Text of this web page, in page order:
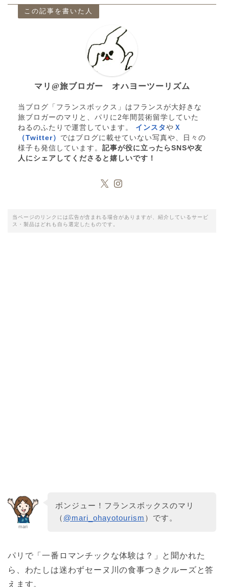
この記事を書いた人
マリ@旅ブロガー オハヨーツーリズム
当ブログ「フランスボックス」はフランスが大好きな
旅ブロガーのマリと、パリに2年間芸術留学していた
ねるのふたりで運営しています。 インスタ や Ｘ
（Twitter） ではブログに載せていない写真や、日々の
様子も発信しています。 記事が役に立ったらSNSや友
人にシェアしてくださると嬉しいです！
当ページのリンクには広告が含まれる場合がありますが、紹介しているサービ
ス・製品はどれも自ら選定したものです。
mari
ボンジュー！フランスボックスのマリ
（ @mari_ohayotourism ）です。
パリで「一番ロマンチックな体験は？」と聞かれた
ら、わたしは迷わずセーヌ川の食事つきクルーズと答
えます。